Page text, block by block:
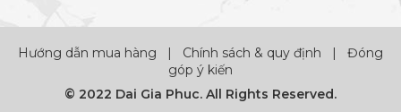
Hướng dẫn mua hàng | Chính sách & quy định | Đóng
góp ý kiến
© 2022 Dai Gia Phuc. All Rights Reserved.